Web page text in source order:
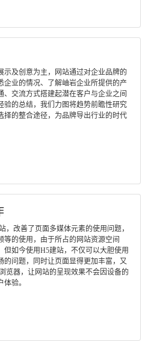
示及创意为主，网站通过对企业品牌的
企业的情况、了解岫岩企业所提供的产
交流方式搭建起潜在客户与企业之间
验的总结，我们力图将趋势前瞻性研究
择的整合途径，为品牌导出行业的时代
，改善了页面多媒体元素的使用问题，
的使用，由于所占的网站资源空间
但如今使用H5建站，不仅可以大胆使用
的问题，同时让页面显得更加丰富，又
览器，让网站的呈现效果不会因设备的
验。